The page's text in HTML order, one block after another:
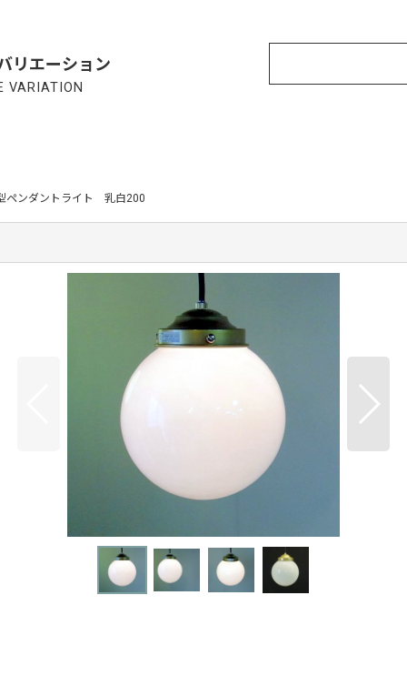
リエーション
VARIATION
ペンダントライト 乳白200